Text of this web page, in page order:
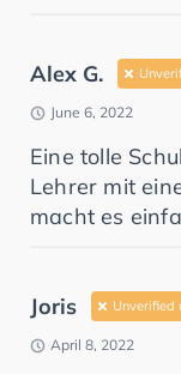
Alex G.
June 6, 2022
Eine tolle
Lehrer mit
macht es
Joris Unverified
April 8, 2022